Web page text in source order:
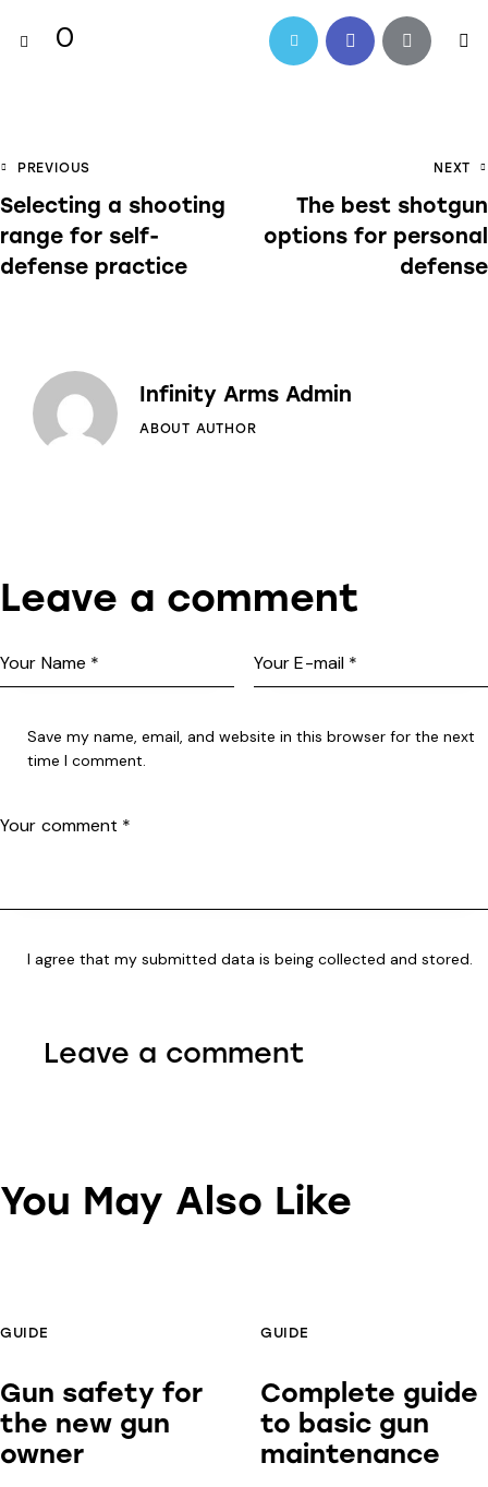
0 Twitter-FacebookShare-
Post
navigation
PREVIOUS
Selecting a shooting
range for self-
defense practice
NEXT
The best shotgun
options for personal
defense
Infinity Arms Admin
ABOUT AUTHOR
Leave a comment
Save my name, email, and website in this browser for the next
time I comment.
I agree that my submitted data is being collected and stored.
You May Also Like
GUIDE
Gun safety for
the new gun
owner
GUIDE
Complete guide
to basic gun
maintenance